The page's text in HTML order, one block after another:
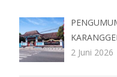
2 Juni 2026